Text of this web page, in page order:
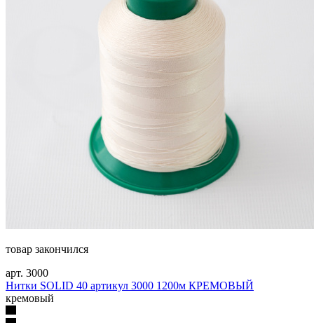
товар закончился
арт. 3000
Нитки SOLID 40 артикул 3000 1200м КРЕМОВЫЙ
кремовый